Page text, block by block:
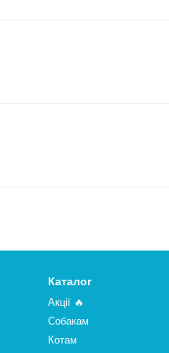
Каталог
Акції 🔥
Собакам
Котам